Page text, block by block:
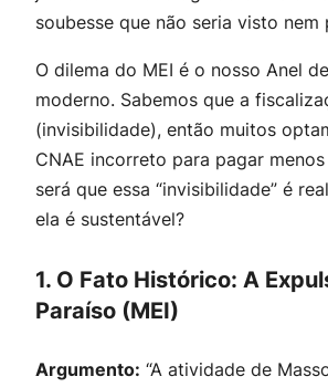
soubesse que não seria visto nem
O dilema do MEI é o nosso Anel
moderno. Sabemos que a
(invisibilidade), então muitos
CNAE incorreto para pagar
será que essa “invisibilidade” é
ela é sustentável?
1. O Fato Histórico: A
Paraíso (MEI)
Argumento: “A atividade de